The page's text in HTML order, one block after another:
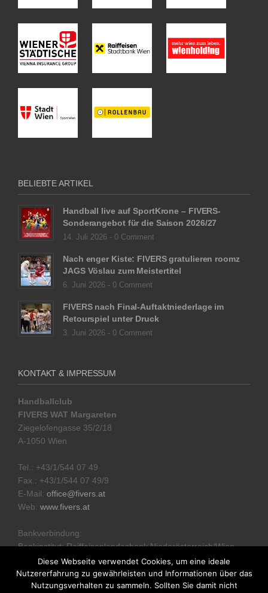
BELIEBTE ARTIKEL
Handball live auf SportKrone – FIVERS-
Sonderangebot für die Saison 2026/27
14. Juli 2026 - 0 Comment
Nach enger Kiste: FIVERS gratulieren roomz
JAGS Vöslau zum Meistertitel
6. Juni 2026 - 0 Comment
FIVERS nach Final-Auftaktniederlage im
Retourspiel unter Druck
3. Juni 2026 - 0 Comment
KONTAKT & IMPRESSUM
Handballclub
FIVERS WAT Margareten
Ziegelofengasse 35/2/18
A-1050 Wien
Tel.: +43/1/544 07 49
Fax.: +43/1/544 07 49/9
E-Mail: office@fivers.at
Web: www.fivers.at
Bankverbindung:
Bankinstitut: Raiffeisenlandesbank Niederösterreich/Wien
IBAN: AT51 3200 0000 1331 8332
Datenschutzerklärung
Diese Webseite verwendet Cookies, um eine ideale
Nutzererfahrung zu gewährleisten und Informationen über das
Nutzungsverhalten zu sammeln. Sollten Sie damit nicht